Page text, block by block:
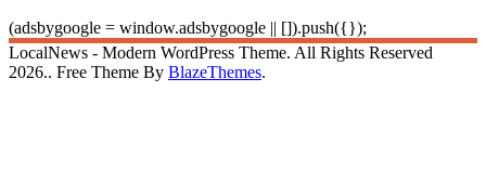
(adsbygoogle = window.adsbygoogle || []).push({});
LocalNews - Modern WordPress Theme. All Rights Reserved
2026.. Free Theme By BlazeThemes.